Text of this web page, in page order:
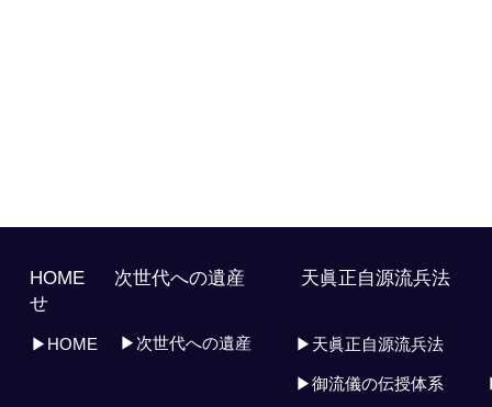
HOME 次世代への遺産 天眞正自源流
せ
▶HOME ▶次世代への遺産 ▶天眞正自源流兵法
▶御流儀の伝授体系